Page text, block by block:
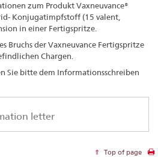
zum Produkt Vaxneuvance®
Konjugatimpfstoff (15 valent,
in einer Fertigspritze.
Bruchs der Vaxneuvance Fertigspritze
Chargen.
Sie bitte dem Informationsschreiben
letter
Top of page